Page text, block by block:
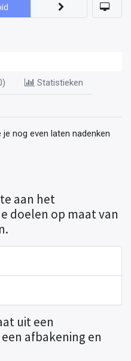
) Statistieken
nog even laten nadenken
aan het
doelen op maat van
uit een
afbakening en